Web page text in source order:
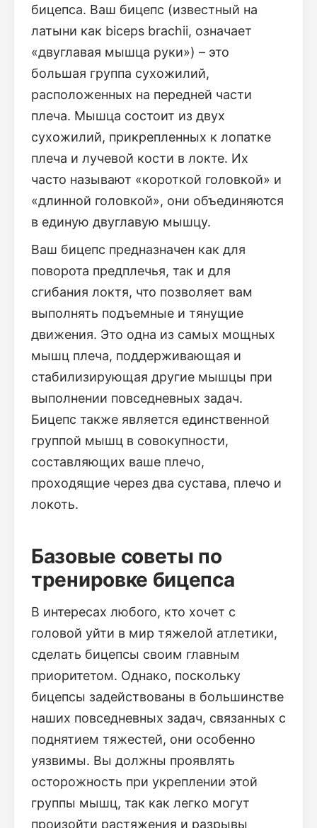
бицепса. Ваш бицепс (известный на
латыни как biceps brachii, означает
«двуглавая мышца руки») – это
большая группа сухожилий,
расположенных на передней части
плеча. Мышца состоит из двух
сухожилий, прикрепленных к лопатке
плеча и лучевой кости в локте. Их
часто называют «короткой головкой» и
«длинной головкой», они объединяются
в единую двуглавую мышцу.
Ваш бицепс предназначен как для
поворота предплечья, так и для
сгибания локтя, что позволяет вам
выполнять подъемные и тянущие
движения. Это одна из самых мощных
мышц плеча, поддерживающая и
стабилизирующая другие мышцы при
выполнении повседневных задач.
Бицепс также является единственной
группой мышц в совокупности,
составляющих ваше плечо,
проходящие через два сустава, плечо и
локоть.
Базовые советы по
тренировке бицепса
В интересах любого, кто хочет с
головой уйти в мир тяжелой атлетики,
сделать бицепсы своим главным
приоритетом. Однако, поскольку
бицепсы задействованы в большинстве
наших повседневных задач, связанных с
поднятием тяжестей, они особенно
уязвимы. Вы должны проявлять
осторожность при укреплении этой
группы мышц, так как легко могут
произойти растяжения и разрывы